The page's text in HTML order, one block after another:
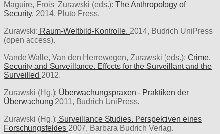
Maguire, Frois, Zurawski (eds.): The Anthropology of
Security. 2014, Pluto Press.
Zurawski: Raum-Weltbild-Kontrolle. 2014, Budrich UniPress
(open access).
Vande Walle, Van den Herrewegen, Zurawski (eds.): Crime,
Security and Surveillance. Effects for the Surveillant and the
Surveilled 2012.
Zurawski (Hg.): Überwachungspraxen - Praktiken der
Überwachung 2011, Budrich UniPress.
Zurawski (Hg.): Surveillance Studies. Perspektiven eines
Forschungsfeldes 2007, Barbara Budrich Verlag.